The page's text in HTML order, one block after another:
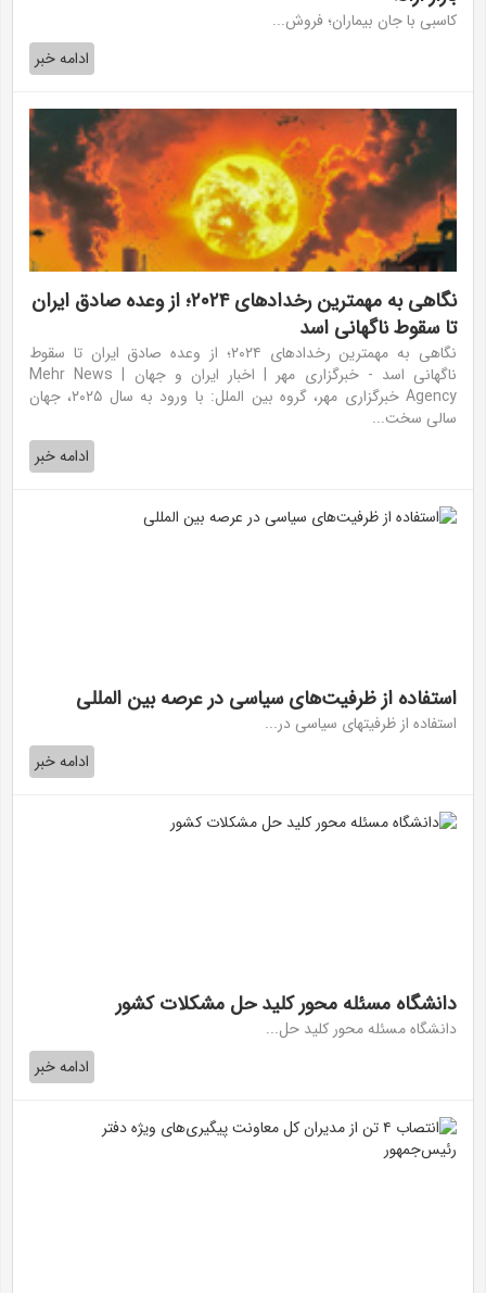
کاسبی با جان بیماران؛ فروش...
ادامه خبر
نگاهی به مهمترین رخدادهای ۲۰۲۴؛ از وعده‌ صادق ایران
تا سقوط ناگهانی اسد
نگاهی به مهمترین رخدادهای ۲۰۲۴؛ از وعده‌ صادق ایران تا سقوط
ناگهانی اسد - خبرگزاری مهر | اخبار ایران و جهان | Mehr News
Agency خبرگزاری مهر، گروه بین الملل: با ورود به سال ۲۰۲۵، جهان
سالی سخت...
ادامه خبر
استفاده از ظرفیت‌های سیاسی در عرصه بین المللی
استفاده از ظرفیتهای سیاسی در...
ادامه خبر
دانشگاه مسئله محور کلید حل مشکلات کشور
دانشگاه مسئله محور کلید حل...
ادامه خبر